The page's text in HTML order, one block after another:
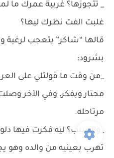
_ تتجوزها؟ غريبة عمرك ما
غلبت الفت نظرك ليها؟
قالها “شاكر” بتعجب لرغبة
بشرود:
_من وقت ما قولتلي على
محتار وبفكر، وفي الآخر
مرتاحله.
_والسبب؟ ليه فكرت فيها
تهرب بعينيه من والده وهو